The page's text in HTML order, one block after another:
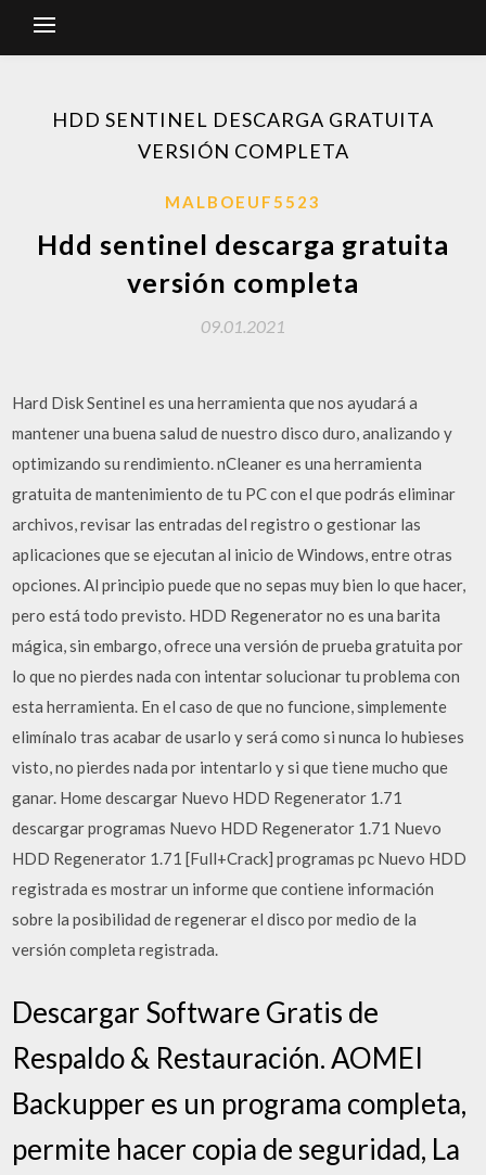
HDD SENTINEL DESCARGA GRATUITA
VERSIÓN COMPLETA
MALBOEUF5523
Hdd sentinel descarga gratuita
versión completa
09.01.2021
Hard Disk Sentinel es una herramienta que nos ayudará a
mantener una buena salud de nuestro disco duro, analizando y
optimizando su rendimiento. nCleaner es una herramienta
gratuita de mantenimiento de tu PC con el que podrás eliminar
archivos, revisar las entradas del registro o gestionar las
aplicaciones que se ejecutan al inicio de Windows, entre otras
opciones. Al principio puede que no sepas muy bien lo que hacer,
pero está todo previsto. HDD Regenerator no es una barita
mágica, sin embargo, ofrece una versión de prueba gratuita por
lo que no pierdes nada con intentar solucionar tu problema con
esta herramienta. En el caso de que no funcione, simplemente
elimínalo tras acabar de usarlo y será como si nunca lo hubieses
visto, no pierdes nada por intentarlo y si que tiene mucho que
ganar. Home descargar Nuevo HDD Regenerator 1.71
descargar programas Nuevo HDD Regenerator 1.71 Nuevo
HDD Regenerator 1.71 [Full+Crack] programas pc Nuevo HDD
registrada es mostrar un informe que contiene información
sobre la posibilidad de regenerar el disco por medio de la
versión completa registrada.
Descargar Software Gratis de
Respaldo & Restauración. AOMEI
Backupper es un programa completa,
permite hacer copia de seguridad, La